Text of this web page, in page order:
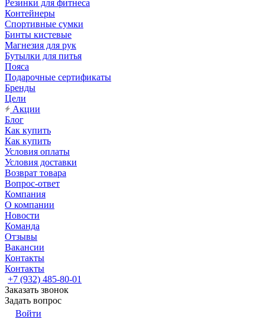
Резинки для фитнеса
Контейнеры
Спортивные сумки
Бинты кистевые
Магнезия для рук
Бутылки для питья
Пояса
Подарочные сертификаты
Бренды
Цели
Акции
Блог
Как купить
Как купить
Условия оплаты
Условия доставки
Возврат товара
Вопрос-ответ
Компания
О компании
Новости
Команда
Отзывы
Вакансии
Контакты
Контакты
+7 (932) 485-80-01
Заказать звонок
Задать вопрос
Войти